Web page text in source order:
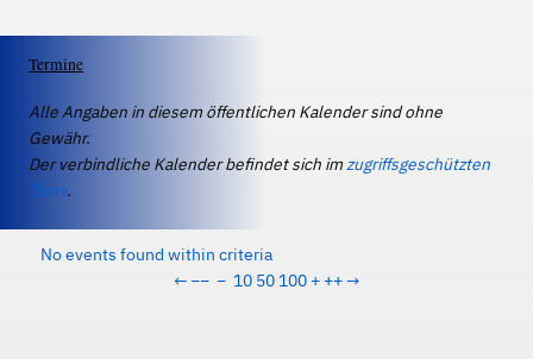
Termine
Alle Angaben in diesem öffentlichen Kalender sind ohne
Gewähr.
Der verbindliche Kalender befindet sich imzugriffsgeschützten
IServ.
No events found within criteria
← −− − 10 50 100 + ++→